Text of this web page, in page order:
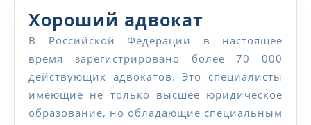
Хороший адвокат
адвокат
В Российской Федерации в настоящее
время зарегистрировано более 70 000
действующих адвокатов. Это специалисты
имеющие не только высшее юридическое
образование, но обладающие специальным